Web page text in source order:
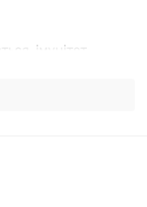
імунітет
дефіцит
підтримує